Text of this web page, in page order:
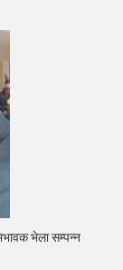
भेला सम्पन्न